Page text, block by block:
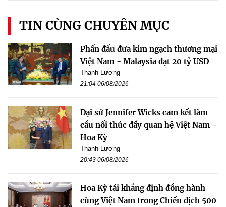
TIN CÙNG CHUYÊN MỤC
Phấn đấu đưa kim ngạch thương mại
Việt Nam - Malaysia đạt 20 tỷ USD
Thanh Lương
21:04 06/08/2026
Đại sứ Jennifer Wicks cam kết làm
cầu nối thúc đẩy quan hệ Việt Nam -
Hoa Kỳ
Thanh Lương
20:43 06/08/2026
Hoa Kỳ tái khẳng định đồng hành
cùng Việt Nam trong Chiến dịch 500